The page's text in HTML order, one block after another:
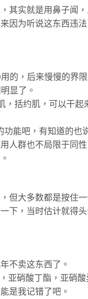
其实就是用鼻子闻
因为听说这东西违
的，后来慢慢的界
显了。
，括约肌，可以干起
能吧，有知道的也
人群也不局限于同
但大多数都是按住一
下，当时估计就得
不卖这东西了。
亚硝酸丁酯，亚硝
是我记错了吧。